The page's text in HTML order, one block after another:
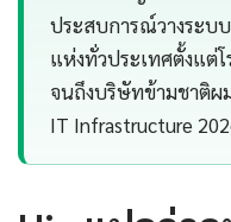
ประสบการณ์วางระบ
แห่งทั่วประเทศตั้งแต่โ
จนถึงบริษัทข้ามชาติผ
IT Infrastructure